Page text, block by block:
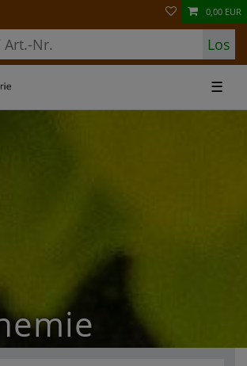
Los
0,00 EUR
☰